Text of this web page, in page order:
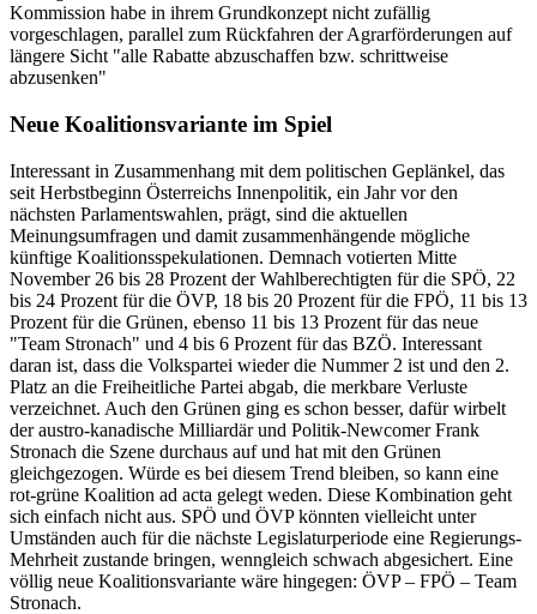
Kommission habe in ihrem Grundkonzept nicht zufällig
vorgeschlagen, parallel zum Rückfahren der Agrarförderungen auf
längere Sicht "alle Rabatte abzuschaffen bzw. schrittweise
abzusenken"
Neue Koalitionsvariante im Spiel
Interessant in Zusammenhang mit dem politischen Geplänkel, das
seit Herbstbeginn Österreichs Innenpolitik, ein Jahr vor den
nächsten Parlamentswahlen, prägt, sind die aktuellen
Meinungsumfragen und damit zusammenhängende mögliche
künftige Koalitionsspekulationen. Demnach votierten Mitte
November 26 bis 28 Prozent der Wahlberechtigten für die SPÖ, 22
bis 24 Prozent für die ÖVP, 18 bis 20 Prozent für die FPÖ, 11 bis 13
Prozent für die Grünen, ebenso 11 bis 13 Prozent für das neue
"Team Stronach" und 4 bis 6 Prozent für das BZÖ. Interessant
daran ist, dass die Volkspartei wieder die Nummer 2 ist und den 2.
Platz an die Freiheitliche Partei abgab, die merkbare Verluste
verzeichnet. Auch den Grünen ging es schon besser, dafür wirbelt
der austro-kanadische Milliardär und Politik-Newcomer Frank
Stronach die Szene durchaus auf und hat mit den Grünen
gleichgezogen. Würde es bei diesem Trend bleiben, so kann eine
rot-grüne Koalition ad acta gelegt weden. Diese Kombination geht
sich einfach nicht aus. SPÖ und ÖVP könnten vielleicht unter
Umständen auch für die nächste Legislaturperiode eine Regierungs-
Mehrheit zustande bringen, wenngleich schwach abgesichert. Eine
völlig neue Koalitionsvariante wäre hingegen: ÖVP – FPÖ – Team
Stronach.